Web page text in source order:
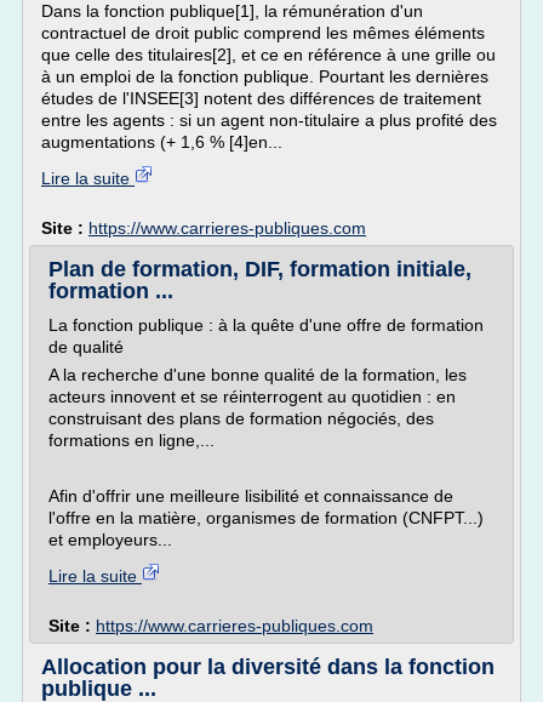
Dans la fonction publique[1], la rémunération d'un
contractuel de droit public comprend les mêmes éléments
que celle des titulaires[2], et ce en référence à une grille ou
à un emploi de la fonction publique. Pourtant les dernières
études de l'INSEE[3] notent des différences de traitement
entre les agents : si un agent non-titulaire a plus profité des
augmentations (+ 1,6 % [4]en...
Lire la suite
Site : https://www.carrieres-publiques.com
Plan de formation, DIF, formation initiale,
formation ...
La fonction publique : à la quête d'une offre de formation
de qualité
A la recherche d'une bonne qualité de la formation, les
acteurs innovent et se réinterrogent au quotidien : en
construisant des plans de formation négociés, des
formations en ligne,...
Afin d'offrir une meilleure lisibilité et connaissance de
l'offre en la matière, organismes de formation (CNFPT...)
et employeurs...
Lire la suite
Site : https://www.carrieres-publiques.com
Allocation pour la diversité dans la fonction
publique ...